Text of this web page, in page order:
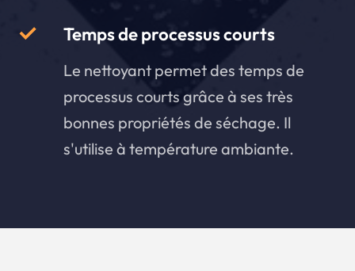
Temps de processus courts
Le nettoyant permet des temps de
processus courts grâce à ses très
bonnes propriétés de séchage. Il
s'utilise à température ambiante.